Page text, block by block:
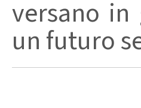
versano in
un futuro